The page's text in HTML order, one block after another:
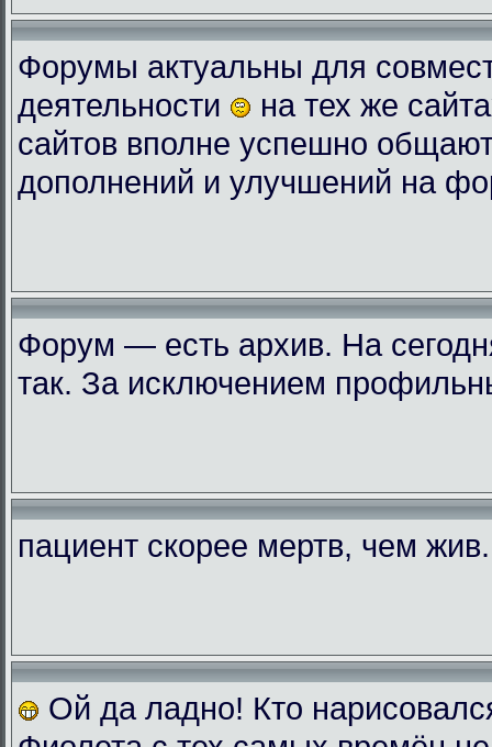
Форумы актуальны для
деятельности
на тех же
сайтов вполне успешно
дополнений и улучшений на
Форум — есть архив. На
так. За исключением
пациент скорее мертв, чем
Ой да ладно! Кто